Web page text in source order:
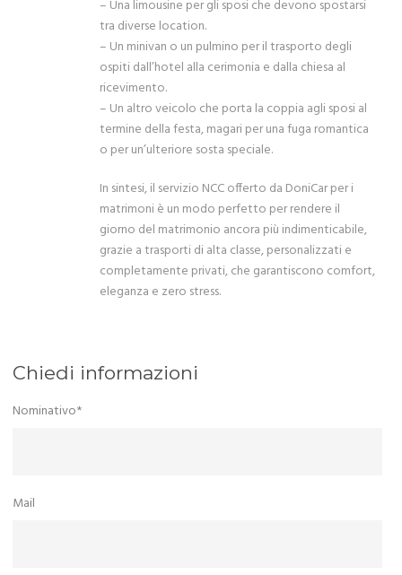
– Una limousine per gli sposi che devono spostarsi
tra diverse location.
– Un minivan o un pulmino per il trasporto degli
ospiti dall’hotel alla cerimonia e dalla chiesa al
ricevimento.
– Un altro veicolo che porta la coppia agli sposi al
termine della festa, magari per una fuga romantica
o per un’ulteriore sosta speciale.
In sintesi, il servizio NCC offerto da DoniCar per i
matrimoni è un modo perfetto per rendere il
giorno del matrimonio ancora più indimenticabile,
grazie a trasporti di alta classe, personalizzati e
completamente privati, che garantiscono comfort,
eleganza e zero stress.
Chiedi informazioni
Nominativo*
Mail